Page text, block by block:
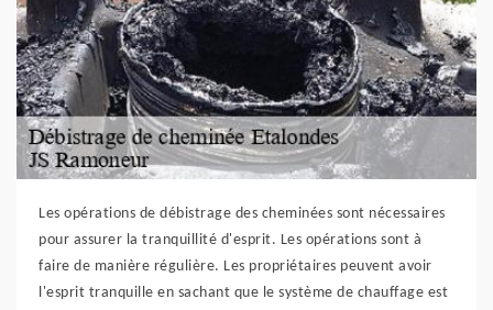
Les opérations de débistrage des cheminées sont nécessaires
pour assurer la tranquillité d'esprit. Les opérations sont à
faire de manière régulière. Les propriétaires peuvent avoir
l'esprit tranquille en sachant que le système de chauffage est